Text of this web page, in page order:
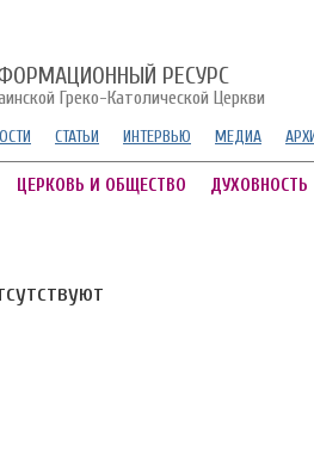
РЕСУРС
Греко-Католической Церкви
СТАТЬИ ИНТЕРВЬЮ МЕДИА
ЦЕРКОВЬ И ОБЩЕСТВО ДУХОВНОСТЬ